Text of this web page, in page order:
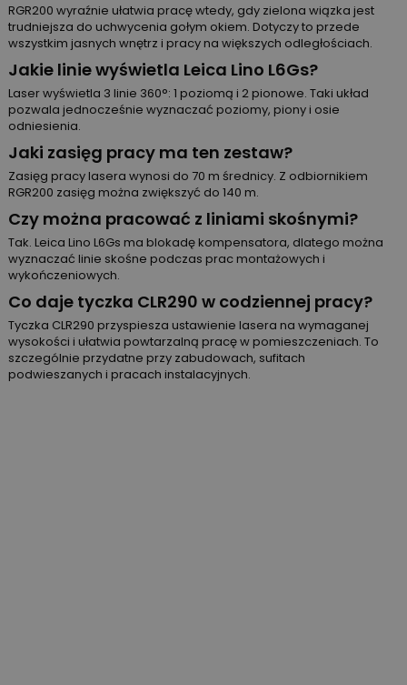
RGR200 wyraźnie ułatwia pracę wtedy, gdy zielona wiązka jest
trudniejsza do uchwycenia gołym okiem. Dotyczy to przede
wszystkim jasnych wnętrz i pracy na większych odległościach.
Jakie linie wyświetla Leica Lino L6Gs?
Laser wyświetla 3 linie 360°: 1 poziomą i 2 pionowe. Taki układ
pozwala jednocześnie wyznaczać poziomy, piony i osie
odniesienia.
Jaki zasięg pracy ma ten zestaw?
Zasięg pracy lasera wynosi do 70 m średnicy. Z odbiornikiem
RGR200 zasięg można zwiększyć do 140 m.
Czy można pracować z liniami skośnymi?
Tak. Leica Lino L6Gs ma blokadę kompensatora, dlatego można
wyznaczać linie skośne podczas prac montażowych i
wykończeniowych.
Co daje tyczka CLR290 w codziennej pracy?
Tyczka CLR290 przyspiesza ustawienie lasera na wymaganej
wysokości i ułatwia powtarzalną pracę w pomieszczeniach. To
szczególnie przydatne przy zabudowach, sufitach
podwieszanych i pracach instalacyjnych.